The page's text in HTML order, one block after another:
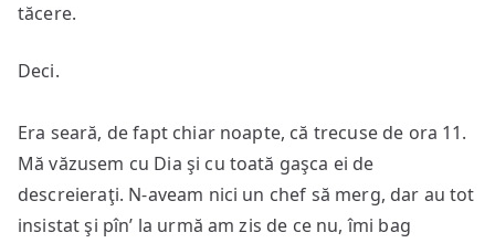
tăcere.
Deci.
Era seară, de fapt chiar noapte, că trecuse de ora 11.
Mă văzusem cu Dia şi cu toată gaşca ei de
descreieraţi. N-aveam nici un chef să merg, dar au tot
insistat şi pîn’ la urmă am zis de ce nu, îmi bag